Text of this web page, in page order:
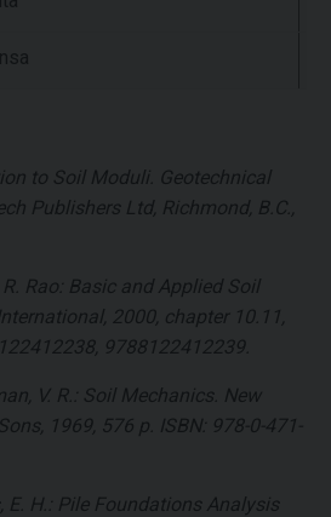
to Soil Moduli. Geotechnical
Publishers Ltd, Richmond, B.C.,
Rao: Basic and Applied Soil
2000, chapter 10.11,
9788122412239.
V. R.: Soil Mechanics. New
1969, 576 p. ISBN: 978-0-471-
E. H.: Pile Foundations Analysis